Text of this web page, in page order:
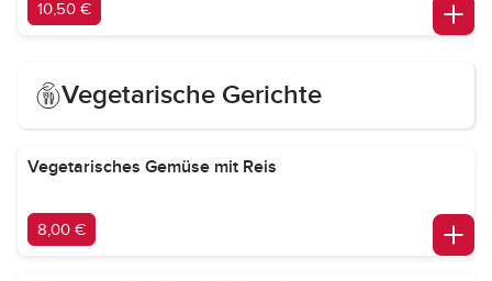
10,50 €
Vegetarische Gerichte
Vegetarisches Gemüse mit Reis
8,00 €